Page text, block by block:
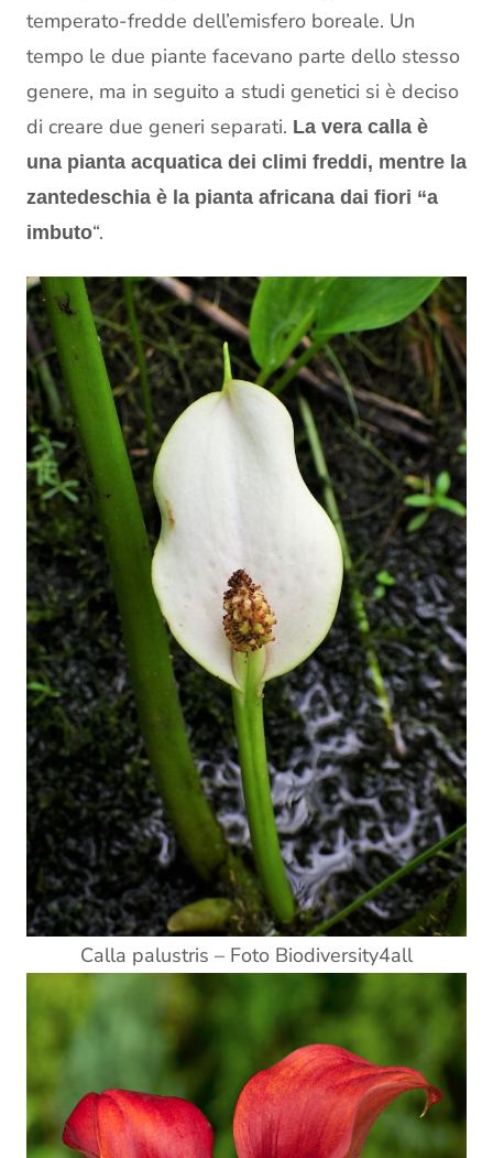
temperato-fredde dell’emisfero boreale. Un
tempo le due piante facevano parte dello stesso
genere, ma in seguito a studi genetici si è deciso
di creare due generi separati. La vera calla è
una pianta acquatica dei climi freddi, mentre la
zantedeschia è la pianta africana dai fiori “a
imbuto“.
Calla palustris – Foto Biodiversity4all